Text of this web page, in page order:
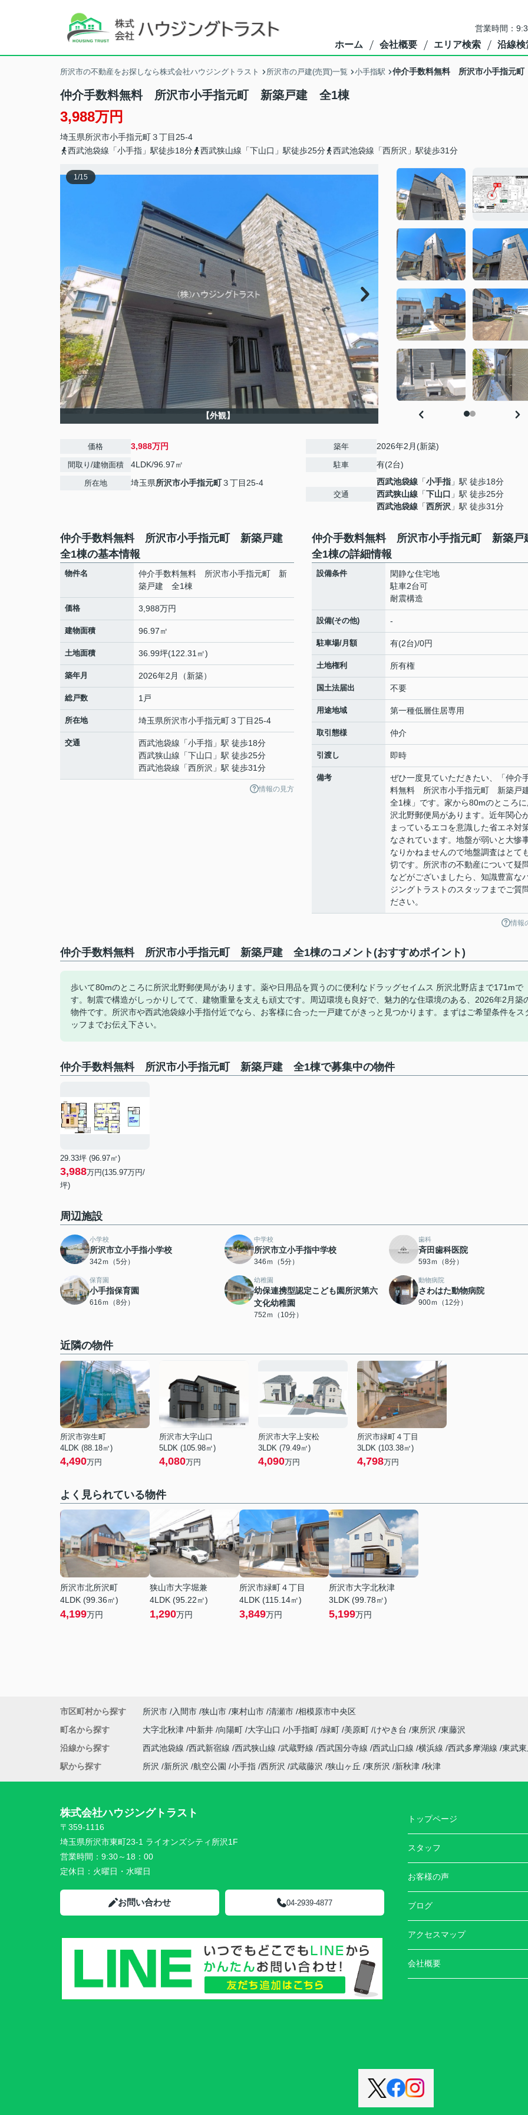
営業時間：
ホーム 会社概要 エリア検索 沿線検
所沢市の不動産をお探しなら株式会社ハウジングトラスト 所沢市の戸建(売買)一覧 小手指駅 仲介手数料無料 所沢市小手指元
仲介手数料無料 所沢市小手指元町 新築戸建 全1棟
3,988万円
埼玉県所沢市小手指元町３丁目25-4
西武池袋線「小手指」駅徒歩18分
西武狭山線「下山口」駅徒歩25分 西武池袋線「西所沢」駅徒歩31分
1/15
【外観】
価格 3,988万円
間取り/建物面積 4LDK/96.97㎡
所在地 埼玉県所沢市小手指元町３丁目25-4
築年 2026年2月(新築)
駐車 有(2台)
交通
西武池袋線 「小手指 」駅 徒歩18分
西武狭山線 「下山口 」駅 徒歩25分
西武池袋線 「西所沢 」駅 徒歩31分
仲介手数料無料 所沢市小手指元町 新築戸建
全1棟の基本情報
物件名
仲介手数料無料 所沢市小手指元町 新
築戸建 全1棟
価格 3,988万円
建物面積 96.97㎡
土地面積 36.99坪(122.31㎡)
築年月 2026年2月（新築）
総戸数 1戸
所在地 埼玉県所沢市小手指元町３丁目25-4
交通 西武池袋線 「小手指 」駅 徒歩18分
西武狭山線 「下山口 」駅 徒歩25分
西武池袋線 「西所沢 」駅 徒歩31分
情報の見方
仲介手数料無料 所沢市小手指元町 新築
全1棟の詳細情報
設備条件
閑静な住宅地
駐車2台可
耐震構造
設備(その他) -
駐車場/月額 有(2台)/0円
土地権利 所有権
国土法届出 不要
用途地域 第一種低層住居専用
取引態様 仲介
引渡し 即時
備考
ぜひ一度見ていただきたい、「仲介
料無料 所沢市小手指元町 新築
全1棟」です。家から80mのところ
沢北野郵便局があります。近年関心
まっているエコを意識した省エネ対
なされています。地盤が弱いと大惨
なりかねませんので地盤調査はとて
切です。所沢市の不動産について疑
などがございましたら、知識豊富な
ジングトラストのスタッフまでご質
ださい。
情報
仲介手数料無料 所沢市小手指元町 新築戸建 全1棟のコメント(おすすめポイント)
歩いて80mのところに所沢北野郵便局があります。薬や日用品を買うのに便利なドラッグセイムス 所沢北野店まで171mで
す。制震で構造がしっかりしてて、建物重量を支えも頑丈です。周辺環境も良好で、魅力的な住環境のある、2026年2月築
物件です。所沢市や西武池袋線小手指付近でなら、お客様に合った一戸建てがきっと見つかります。まずはご希望条件をス
ッフまでお伝え下さい。
仲介手数料無料 所沢市小手指元町 新築戸建 全1棟で募集中の物件
29.33坪 (96.97㎡)
3,988万円(135.97万円/
坪)
周辺施設
小学校
所沢市立小手指小学校
342ｍ（5分）
中学校
所沢市立小手指中学校
346ｍ（5分）
歯科
斉田歯科医院
593ｍ（8分）
保育園
小手指保育園
616ｍ（8分）
幼稚園
幼保連携型認定こども園所沢第六
文化幼稚園
752ｍ（10分）
動物病院
さわはた動物病院
900ｍ（12分）
近隣の物件
所沢市弥生町
4LDK (88.18㎡)
4,490万円
所沢市大字山口
5LDK (105.98㎡)
4,080万円
所沢市大字上安松
3LDK (79.49㎡)
4,090万円
所沢市緑町４丁目
3LDK (103.38㎡)
4,798万円
よく見られている物件
所沢市北所沢町
4LDK (99.36㎡)
4,199万円
狭山市大字堀兼
4LDK (95.22㎡)
1,290万円
所沢市緑町４丁目
4LDK (115.14㎡)
3,849万円
所沢市大字北秋津
3LDK (99.78㎡)
5,199万円
市区町村から探す 所沢市 入間市 狭山市 東村山市 清瀬市 相模原市中央区
町名から探す
大字北秋津 中新井 向陽町 大字山口 小手指町 緑町 美原町 けやき台 東所沢
東藤沢
沿線から探す
西武池袋線 西武新宿線 西武狭山線 武蔵野線 西武国分寺線 西武山口線 横浜線 西武多摩湖線 東武
駅から探す
所沢 新所沢 航空公園 小手指 西所沢 武蔵藤沢 狭山ヶ丘 東所沢 新秋津 秋津
株式会社ハウジングトラスト
〒359-1116
埼玉県所沢市東町23-1 ライオンズシティ所沢1F
営業時間： 9:30～18：00
定休日： 火曜日・水曜日
お問い合わせ 04-2939-4877
トップページ
スタッフ
お客様の声
ブログ
アクセスマップ
会社概要